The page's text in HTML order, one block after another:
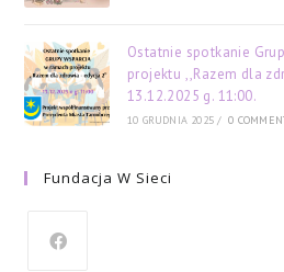
Ostatnie spotkanie
projektu ,,Razem dla
13.12.2025 g. 11:00.
10 GRUDNIA 2025 / 0
Fundacja W Sieci